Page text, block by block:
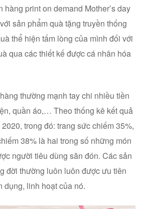
hàng print on demand Mother’s day
sản phẩm quà tặng truyền thống
thể hiện tấm lòng của mình đối với
qua các thiết kế được cá nhân hóa
thường mạnh tay chi nhiều tiền
quần áo,… Theo thống kê kết quả
trong đó: trang sức chiếm 35%,
38% là hai trong số những món
người tiêu dùng săn đón. Các sản
đời thường luôn luôn được ưu tiên
dụng, linh hoạt của nó.